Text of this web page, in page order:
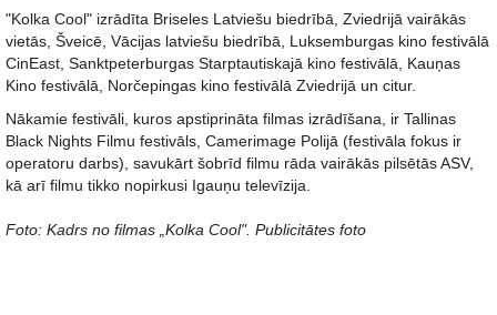
"Kolka Cool" izrādīta Briseles Latviešu biedrībā, Zviedrijā vairākās
vietās, Šveicē, Vācijas latviešu biedrībā, Luksemburgas kino festivālā
CinEast, Sanktpeterburgas Starptautiskajā kino festivālā, Kauņas
Kino festivālā, Norčepingas kino festivālā Zviedrijā un citur.
Nākamie festivāli, kuros apstiprināta filmas izrādīšana, ir Tallinas
Black Nights Filmu festivāls, Camerimage Polijā (festivāla fokus ir
operatoru darbs), savukārt šobrīd filmu rāda vairākās pilsētās ASV,
kā arī filmu tikko nopirkusi Igauņu televīzija.
Foto: Kadrs no filmas „Kolka Cool". Publicitātes foto